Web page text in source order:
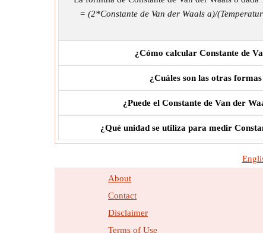
= (2*Constante de Van der Waals a)/
¿Cómo calcular Constante de
¿Cuáles son las otras
¿Puede el Constante de Van der
¿Qué unidad se utiliza para medir
About
Contact
Disclaimer
Terms of Use